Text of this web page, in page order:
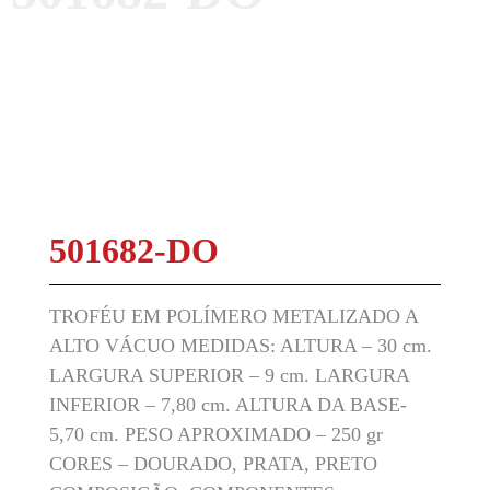
501682-DO
TROFÉU EM POLÍMERO METALIZADO A
ALTO VÁCUO MEDIDAS: ALTURA – 30 cm.
LARGURA SUPERIOR – 9 cm. LARGURA
INFERIOR – 7,80 cm. ALTURA DA BASE-
5,70 cm. PESO APROXIMADO – 250 gr
CORES – DOURADO, PRATA, PRETO